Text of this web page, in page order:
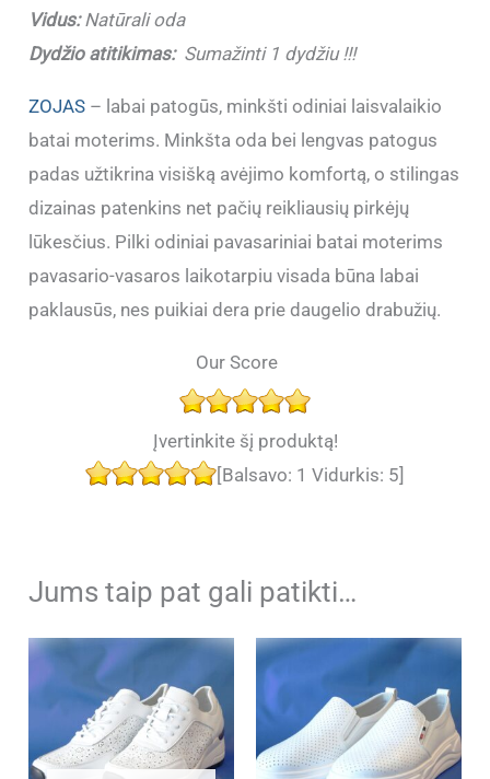
Vidus:Natūrali oda
Dydžio atitikimas:Sumažinti 1 dydžiu !!!
ZOJAS – labai patogūs, minkšti odiniai laisvalaikio
batai moterims. Minkšta oda bei lengvas patogus
padas užtikrina visišką avėjimo komfortą, o stilingas
dizainas patenkins net pačių reikliausių pirkėjų
lūkesčius. Pilki odiniai pavasariniai batai moterims
pavasario-vasaros laikotarpiu visada būna labai
paklausūs, nes puikiai dera prie daugelio drabužių.
Our Score
Įvertinkite šį produktą!
[Balsavo: 1 Vidurkis: 5]
Jums taip pat gali patikti…